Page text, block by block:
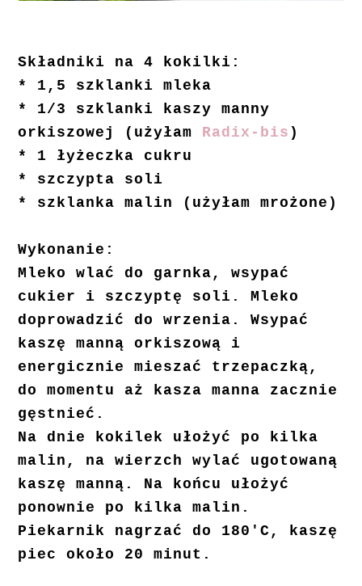
Składniki na 4 kokilki:
* 1,5 szklanki mleka
* 1/3 szklanki kaszy manny
orkiszowej (użyłam Radix-bis )
* 1 łyżeczka cukru
* szczypta soli
* szklanka malin (użyłam mrożone)
Wykonanie:
Mleko wlać do garnka, wsypać
cukier i szczyptę soli. Mleko
doprowadzić do wrzenia. Wsypać
kaszę manną orkiszową i
energicznie mieszać trzepaczką,
do momentu aż kasza manna zacznie
gęstnieć.
Na dnie kokilek ułożyć po kilka
malin, na wierzch wylać ugotowaną
kaszę manną. Na końcu ułożyć
ponownie po kilka malin.
Piekarnik nagrzać do 180'C, kaszę
piec około 20 minut.